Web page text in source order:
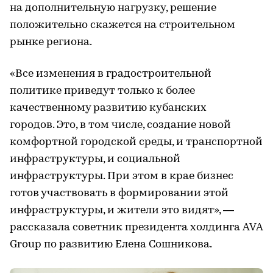
на дополнительную нагрузку, решение
положительно скажется на строительном
рынке региона.
«Все изменения в градостроительной
политике приведут только к более
качественному развитию кубанских
городов. Это, в том числе, создание новой
комфортной городской среды, и транспортной
инфраструктуры, и социальной
инфраструктуры. При этом в крае бизнес
готов участвовать в формировании этой
инфраструктуры, и жители это видят», —
рассказала советник президента холдинга AVA
Group по развитию Елена Сошникова.